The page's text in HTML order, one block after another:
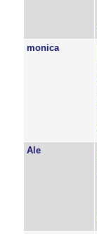
monica
Ale